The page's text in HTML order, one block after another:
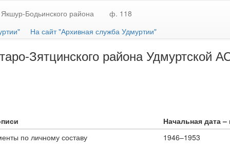
Бодьинского района
ф. 118
На сайт "Архивная служба Удмуртии"
Зятцинского района Удмуртской
Начальная дата –
по личному составу
1946–1953